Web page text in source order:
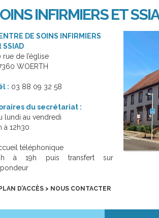
INFIRMIERS ET
DE SOINS INFIRMIERS
SSIAD
rue de l’église
WOERTH
: 03 88 09 32 58
du secrétariat :
lundi au vendredi
à 12h30
téléphonique
à 19h puis transfert sur
D’ACCÈS > NOUS CONTACTER